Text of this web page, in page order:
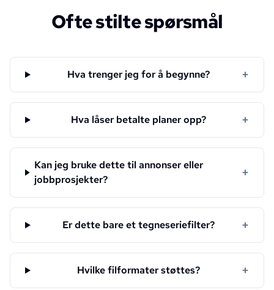
Ofte stilte spørsmål
Hva trenger jeg for å begynne? +
Hva låser betalte planer opp? +
Kan jeg bruke dette til annonser eller
jobbprosjekter?
+
Er dette bare et tegneseriefilter? +
Hvilke filformater støttes? +